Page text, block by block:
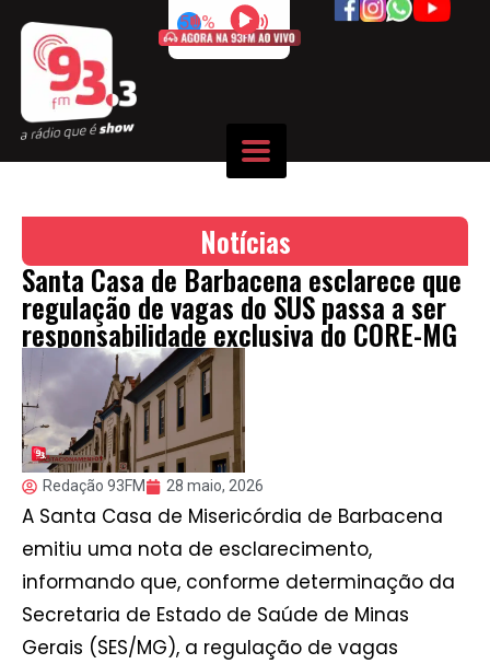
50%
Notícias
Santa Casa de Barbacena esclarece que
regulação de vagas do SUS passa a ser
responsabilidade exclusiva do CORE-MG
Redação 93FM 28 maio, 2026
A Santa Casa de Misericórdia de Barbacena
emitiu uma nota de esclarecimento,
informando que, conforme determinação da
Secretaria de Estado de Saúde de Minas
Gerais (SES/MG), a regulação de vagas